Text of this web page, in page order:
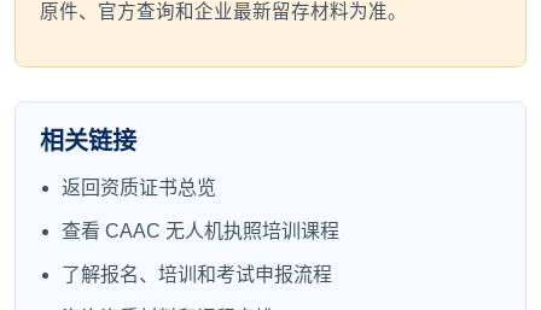
原件、官方查询和企业最新留存材料为准。
相关链接
返回资质证书总览
查看 CAAC 无人机执照培训课程
了解报名、培训和考试申报流程